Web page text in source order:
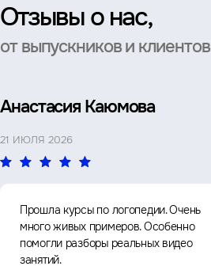
Отзывы о нас,
от выпускников и клиентов
Анастасия Каюмова
21 ИЮЛЯ 2026
Прошла курсы по логопедии. Очень
много живых примеров. Особенно
помогли разборы реальных видео
занятий.